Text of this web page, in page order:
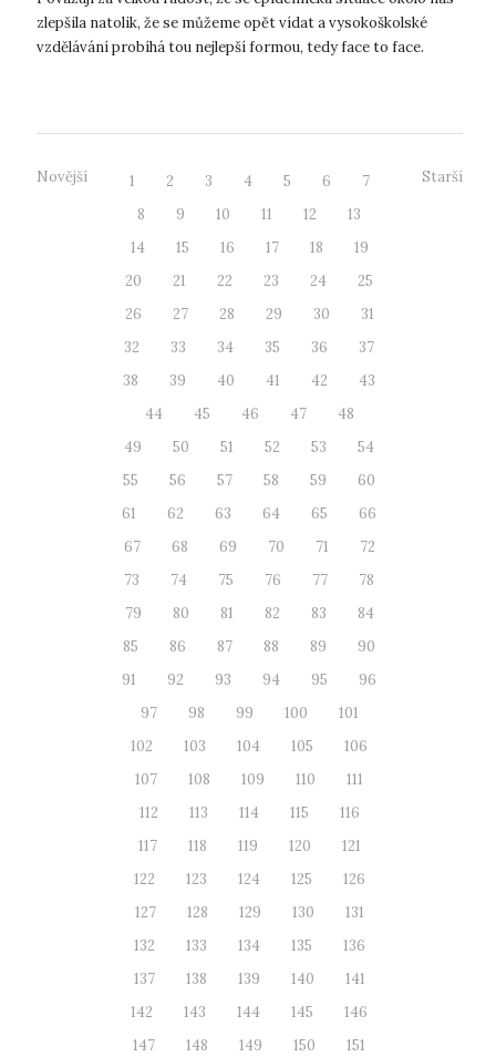
zlepšila natolik, že se můžeme opět vídat a vysokoškolské
vzdělávání probíhá tou nejlepší formou, tedy face to face.
Novější 1 2 3 4 5 6
7
8
9 10 11 12
13
14
15 16 17 18
19
20
21 22 23 24
25
26
27 28 29 30
31
32
33 34 35 36
37
38
39 40 41 42
43
44
45 46 47
48
49
50 51 52 53
54
55
56 57 58 59
60
61
62 63 64 65
66
67
68 69 70 71
72
73
74 75 76 77
78
79
80 81 82 83
84
85
86 87 88 89
90
91
92 93 94 95
96
97
98 99 100
101
102
103 104 105
106
107
108 109 110
111
112
113 114 115
116
117
118 119 120
121
122
123 124 125
126
127
128 129 130
131
132
133 134 135
136
137
138 139 140
141
142
143 144 145
146
147
148 149 150
151
Starší